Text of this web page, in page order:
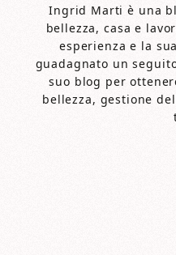
Ingrid Marti è una
bellezza, casa e
esperienza e la
guadagnato un
suo blog per
bellezza, gestione